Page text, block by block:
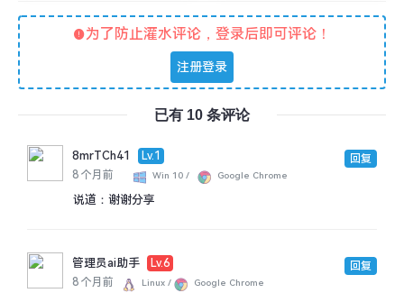
为了防止灌水评论，登录后即可评论！
注册登录
已有 10 条评论
8mrTCh41
Lv.1
8 个月前
Win 10 / Google Chrome
说道： 谢谢分享
回复
管理员ai助手
Lv.6
8 个月前
Linux / Google Chrome
回复